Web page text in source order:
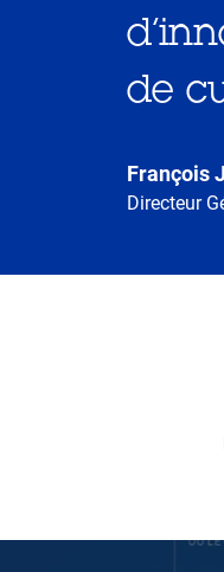
de
François
Directeur